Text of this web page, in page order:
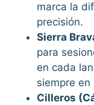
marca la
precisión.
Sierra
para
en cada
siempre
Cilleros